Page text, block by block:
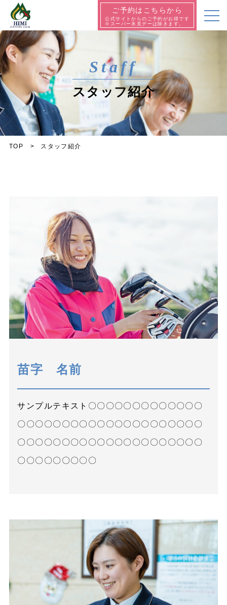
ご予約はこちらから
公式サイトからのご予約がお得です
※スーパー氷見デーは除きます。
Staff
スタッフ紹介
TOP スタッフ紹介
苗字 名前
サンプルテキスト〇〇〇〇〇〇〇〇〇〇〇〇〇
〇〇〇〇〇〇〇〇〇〇〇〇〇〇〇〇〇〇〇〇〇
〇〇〇〇〇〇〇〇〇〇〇〇〇〇〇〇〇〇〇〇〇
〇〇〇〇〇〇〇〇〇